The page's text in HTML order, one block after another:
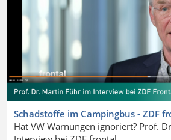
Schadstoffe im Campingbus - ZDF
Hat VW Warnungen ignoriert? Prof.